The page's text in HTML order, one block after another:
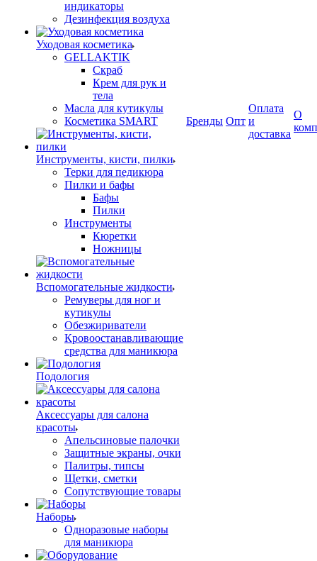
индикаторы
Дезинфекция воздуха
Уходовая косметика
GELLAKTIK
Скраб
Крем для рук и
тела
Масла для кутикулы
Косметика SMART
Инструменты, кисти, пилки
Терки для педикюра
Пилки и бафы
Бафы
Пилки
Инструменты
Кюретки
Ножницы
Вспомогательные жидкости
Ремуверы для ног и
кутикулы
Обезжириватели
Кровоостанавливающие
средства для маникюра
Подология
Аксессуары для салона
красоты
Апельсиновые палочки
Защитные экраны, очки
Палитры, типсы
Щетки, сметки
Сопутствующие товары
Наборы
Одноразовые наборы
для маникюра
Бренды Опт
Оплата
и
доставка
О